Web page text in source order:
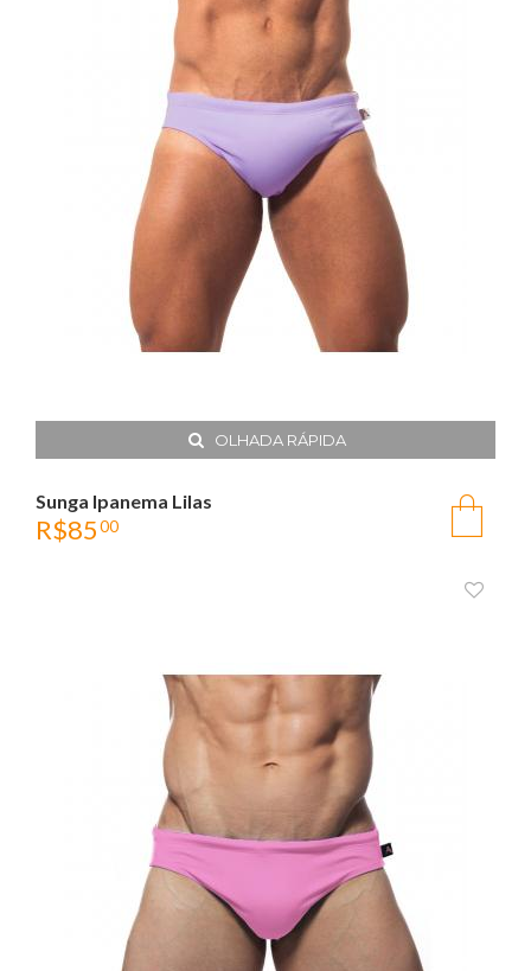
OLHADA RÁPIDA
Sunga Ipanema Lilas
R$8500